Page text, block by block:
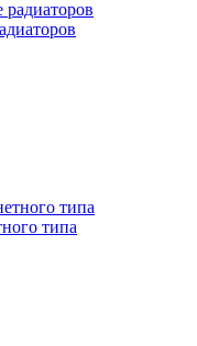
типа